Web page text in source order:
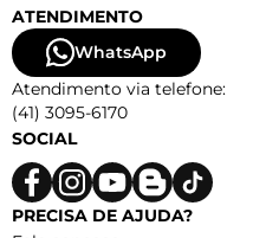
ATENDIMENTO
WhatsApp
Atendimento via telefone:
(41) 3095-6170
SOCIAL
PRECISA DE AJUDA?